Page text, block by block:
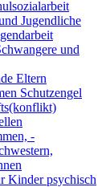
Jugendliche
und
Eltern
Schutzengel
-
Kinder psychisch